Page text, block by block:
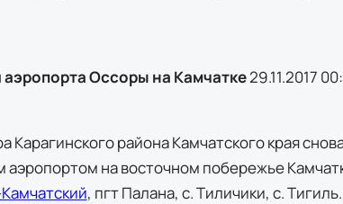
аэропорта Оссоры на Камчатке29.11.2017
Карагинского района Камчатского края
аэропортом на восточном побережье
, пгт Палана, с. Тиличики, с.